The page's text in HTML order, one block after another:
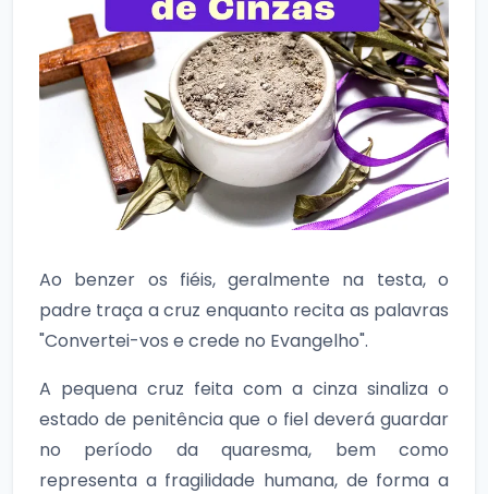
Ao benzer os fiéis, geralmente na testa, o
padre traça a cruz enquanto recita as palavras
"Convertei-vos e crede no Evangelho".
A pequena cruz feita com a cinza sinaliza o
estado de penitência que o fiel deverá guardar
no período da quaresma, bem como
representa a fragilidade humana, de forma a